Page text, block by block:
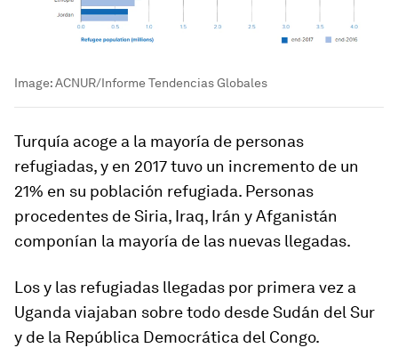
Image:ACNUR/Informe Tendencias Globales
Turquía acoge a la mayoría de personas
refugiadas, y en 2017 tuvo un incremento de un
21% en su población refugiada. Personas
procedentes de Siria, Iraq, Irán y Afganistán
componían la mayoría de las nuevas llegadas.
Los y las refugiadas llegadas por primera vez a
Uganda viajaban sobre todo desde Sudán del Sur
y de la República Democrática del Congo.